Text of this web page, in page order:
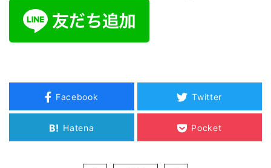
Facebook Twitter
B! Hatena Pocket